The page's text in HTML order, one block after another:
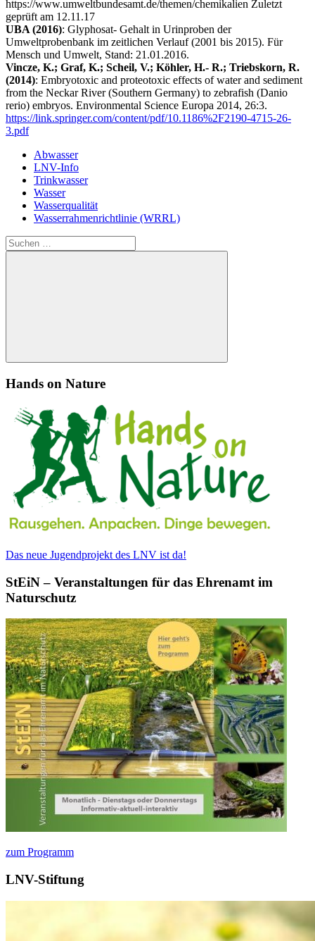
https://www.umweltbundesamt.de/themen/chemikalien Zuletzt
geprüft am 12.11.17
UBA (2016): Glyphosat- Gehalt in Urinproben der
Umweltprobenbank im zeitlichen Verlauf (2001 bis 2015). Für
Mensch und Umwelt, Stand: 21.01.2016.
Vincze, K.; Graf, K.; Scheil, V.; Köhler, H.- R.; Triebskorn, R.
(2014): Embryotoxic and proteotoxic effects of water and sediment
from the Neckar River (Southern Germany) to zebrafish (Danio
rerio) embryos. Environmental Science Europa 2014, 26:3.
https://link.springer.com/content/pdf/10.1186%2F2190-4715-26-
3.pdf
Abwasser
LNV-Info
Trinkwasser
Wasser
Wasserqualität
Wasserrahmenrichtlinie (WRRL)
Suchen
nach:
Suchen
Hands on Nature
Das neue Jugendprojekt des LNV ist da!
StEiN – Veranstaltungen für das Ehrenamt im
Naturschutz
zum Programm
LNV-Stiftung